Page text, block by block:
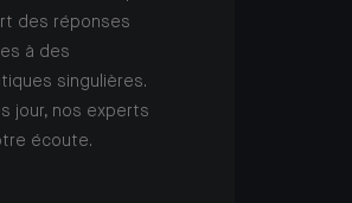
des réponses
à des
singulières.
jour, nos experts
écoute.